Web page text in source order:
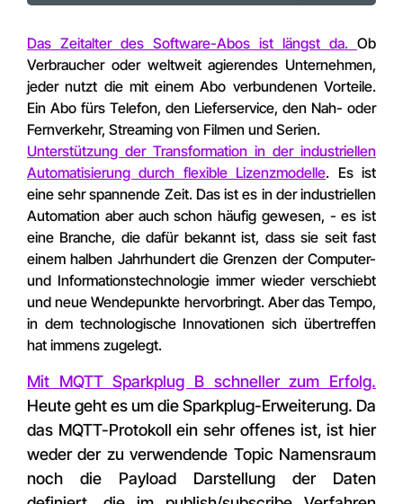
Das Zeitalter des Software-Abos ist längst da. Ob
Verbraucher oder weltweit agierendes Unternehmen,
jeder nutzt die mit einem Abo verbundenen Vorteile.
Ein Abo fürs Telefon, den Lieferservice, den Nah- oder
Fernverkehr, Streaming von Filmen und Serien.
Unterstützung der Transformation in der industriellen
Automatisierung durch flexible Lizenzmodelle. Es ist
eine sehr spannende Zeit. Das ist es in der industriellen
Automation aber auch schon häufig gewesen, - es ist
eine Branche, die dafür bekannt ist, dass sie seit fast
einem halben Jahrhundert die Grenzen der Computer-
und Informationstechnologie immer wieder verschiebt
und neue Wendepunkte hervorbringt. Aber das Tempo,
in dem technologische Innovationen sich übertreffen
hat immens zugelegt.
Mit MQTT Sparkplug B schneller zum Erfolg.
Heute geht es um die Sparkplug-Erweiterung. Da
das MQTT-Protokoll ein sehr offenes ist, ist hier
weder der zu verwendende Topic Namensraum
noch die Payload Darstellung der Daten